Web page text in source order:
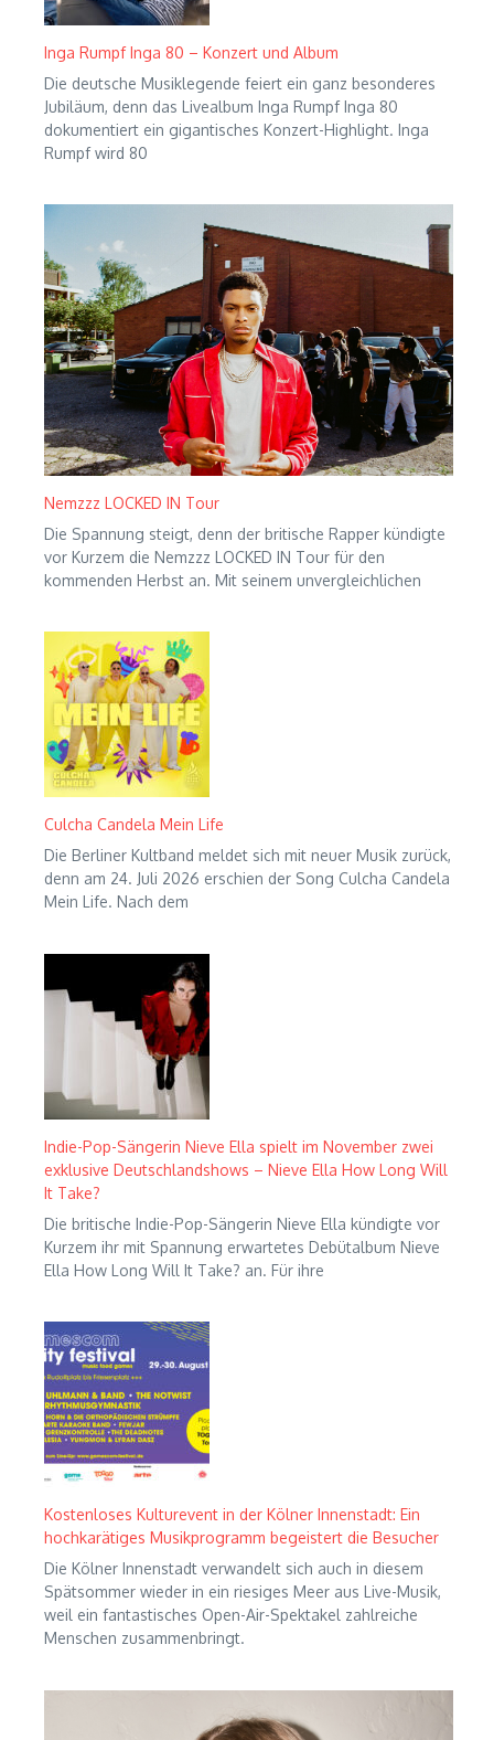
Inga Rumpf Inga 80 – Konzert und Album
Die deutsche Musiklegende feiert ein ganz besonderes
Jubiläum, denn das Livealbum Inga Rumpf Inga 80
dokumentiert ein gigantisches Konzert-Highlight. Inga
Rumpf wird 80
Nemzzz LOCKED IN Tour
Die Spannung steigt, denn der britische Rapper kündigte
vor Kurzem die Nemzzz LOCKED IN Tour für den
kommenden Herbst an. Mit seinem unvergleichlichen
Culcha Candela Mein Life
Die Berliner Kultband meldet sich mit neuer Musik zurück,
denn am 24. Juli 2026 erschien der Song Culcha Candela
Mein Life. Nach dem
Indie-Pop-Sängerin Nieve Ella spielt im November zwei
exklusive Deutschlandshows – Nieve Ella How Long Will
It Take?
Die britische Indie-Pop-Sängerin Nieve Ella kündigte vor
Kurzem ihr mit Spannung erwartetes Debütalbum Nieve
Ella How Long Will It Take? an. Für ihre
Kostenloses Kulturevent in der Kölner Innenstadt: Ein
hochkarätiges Musikprogramm begeistert die Besucher
Die Kölner Innenstadt verwandelt sich auch in diesem
Spätsommer wieder in ein riesiges Meer aus Live-Musik,
weil ein fantastisches Open-Air-Spektakel zahlreiche
Menschen zusammenbringt.